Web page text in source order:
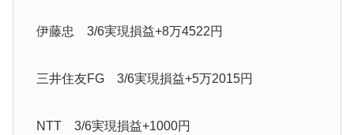
伊藤忠 3/6実現損益+8万4522円
三井住友FG 3/6実現損益+5万2015円
NTT 3/6実現損益+1000円